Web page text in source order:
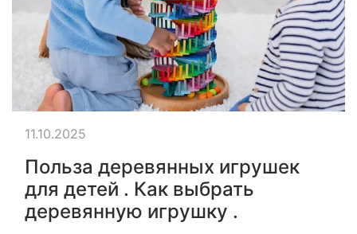
Польза деревянных игрушек
для детей . Как выбрать
деревянную игрушку .
11.10.2025